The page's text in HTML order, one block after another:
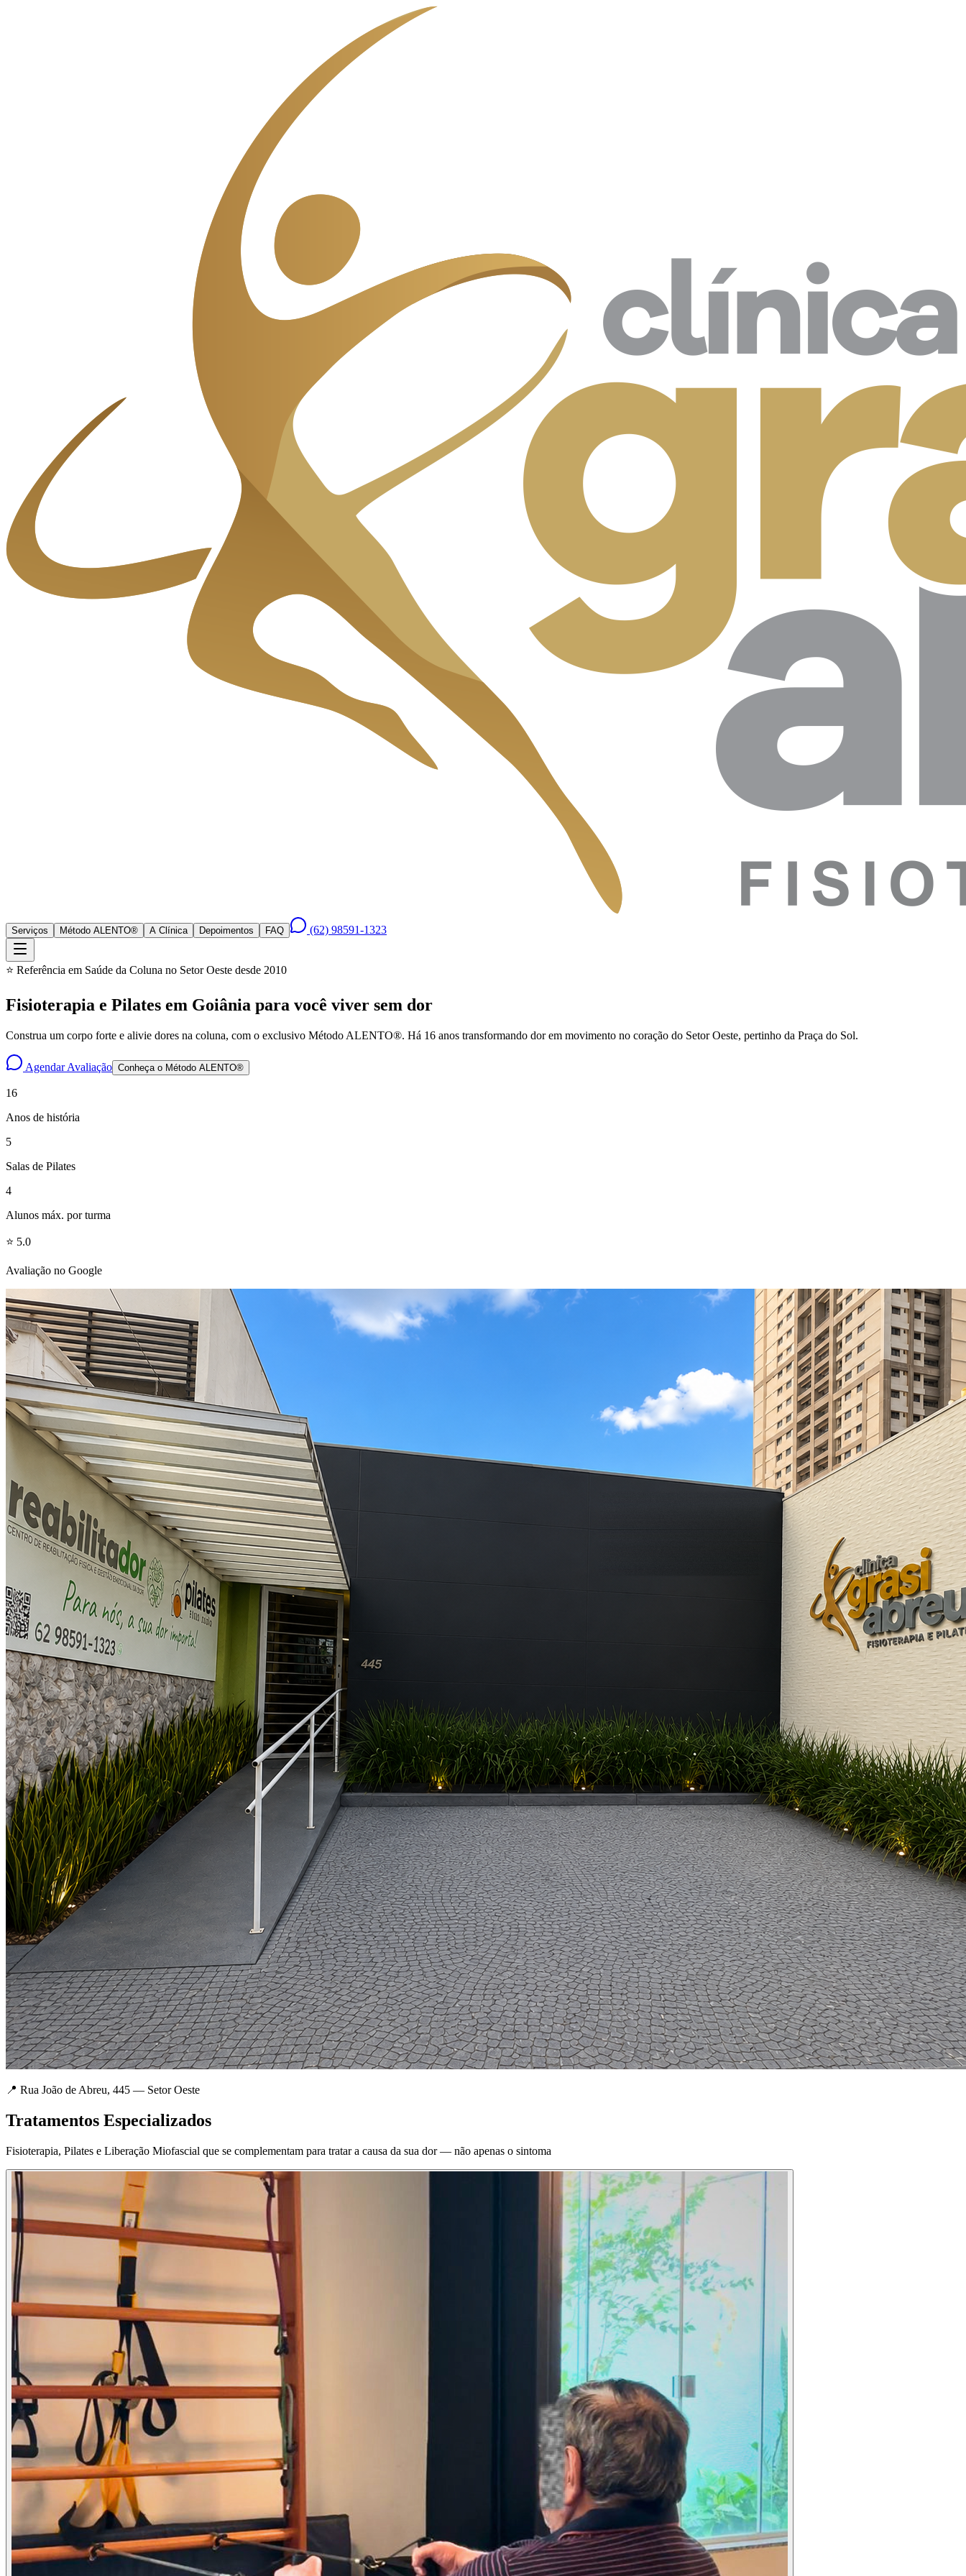
Serviços Método ALENTO® A Clínica Depoimentos FAQ (62) 98591-1323
⭐ Referência em Saúde da Coluna no Setor Oeste desde 2010
Fisioterapia e Pilates em Goiânia para você viver sem dor
Construa um corpo forte e alivie dores na coluna, com o exclusivo Método ALENTO®. Há 16 anos transformando dor em movimento no coração do Setor Oeste, pertinho da Praça do Sol.
Agendar Avaliação Conheça o Método ALENTO®
16
Anos de história
5
Salas de Pilates
4
Alunos máx. por turma
⭐ 5.0
Avaliação no Google
📍 Rua João de Abreu, 445 — Setor Oeste
Tratamentos Especializados
Fisioterapia, Pilates e Liberação Miofascial que se complementam para tratar a causa da sua dor — não apenas o sintoma